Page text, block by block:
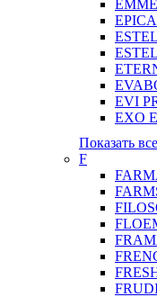
EVI
EXO
Показать все
F